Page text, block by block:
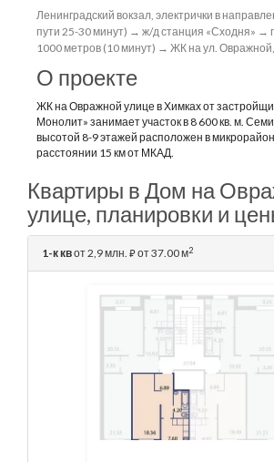
Ленинградский вокзал, электрички в
пути 25-30 минут) → ж/д станция «Сходня» →
1000 метров (10 минут) → ЖК на ул.
О проекте
ЖК на Овражной улице в Химках от
Монолит» занимает участок в 8 600 кв. м.
высотой 8-9 этажей расположен в
расстоянии 15 км от МКАД.
Квартиры в Дом на
улице, планировки и
1-к квот 2,9 млн. ⃏от 37.00 м2